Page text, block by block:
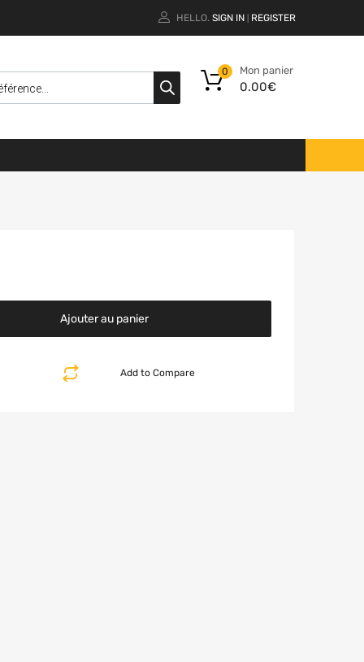
HELLO. SIGN IN REGISTER
Mon panier
0.00€
0
Ajouter au panier
Add to Compare